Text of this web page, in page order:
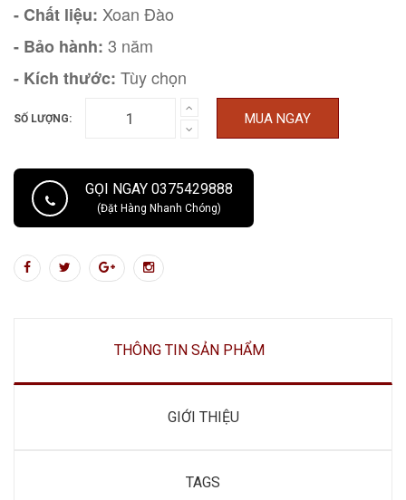
- Chất liệu: Xoan Đào
- Bảo hành: 3 năm
- Kích thước: Tùy chọn
SỐ LƯỢNG: MUA NGAY
GỌI NGAY 0375429888
(Đặt Hàng Nhanh Chóng)
THÔNG TIN SẢN PHẨM
GIỚI THIỆU
TAGS